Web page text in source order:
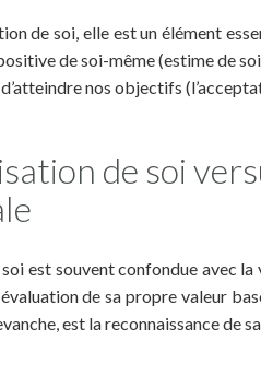
de soi, elle est un élément
de soi-même (estime de
nos objectifs
de soi
soi est souvent confondue avec
de sa propre valeur
est la reconnaissance